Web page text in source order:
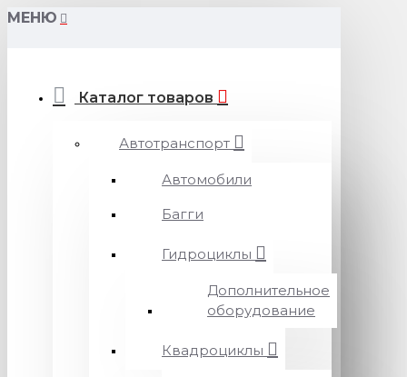
МЕНЮ
Каталог товаров
Автотранспорт
Автомобили
Багги
Гидроциклы
Дополнительное
оборудование
Квадроциклы